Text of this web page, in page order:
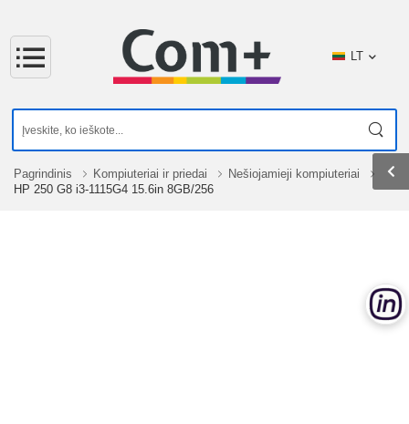
LT
Pagrindinis Kompiuteriai ir priedai
Nešiojamieji kompiuteriai
HP 250 G8 i3-1115G4 15.6in 8GB/256